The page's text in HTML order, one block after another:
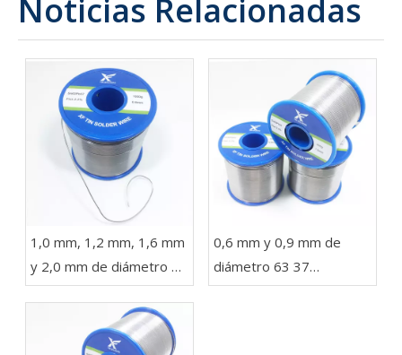
Noticias Relacionadas
1,0 mm, 1,2 mm, 1,6 mm
y 2,0 mm de diámetro 63
37 Sn Pb Soldadura en un
carrete de 1 kg para
luces LED
0,6 mm y 0,9 mm de
diámetro 63 37
Soldadura de alambre